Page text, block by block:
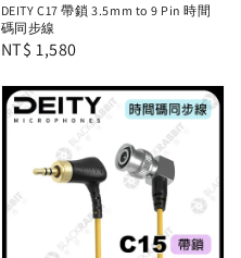
DEITY C17 帶鎖 3.5mm to 9 Pin 時間
碼同步線
Regular
NT$ 1,580